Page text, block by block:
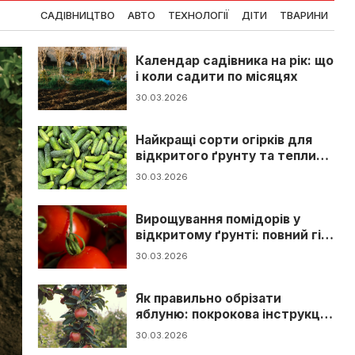
САДІВНИЦТВО АВТО ТЕХНОЛОГІЇ ДІТИ ТВАРИНИ
Календар садівника на рік: що
і коли садити по місяцях
30.03.2026
Найкращі сорти огірків для
відкритого ґрунту та теплиці:
повний гід
30.03.2026
Вирощування помідорів у
відкритому ґрунті: повний гід
від розсади до врожаю
30.03.2026
Як правильно обрізати
яблуню: покрокова інструкція
для початківців
30.03.2026